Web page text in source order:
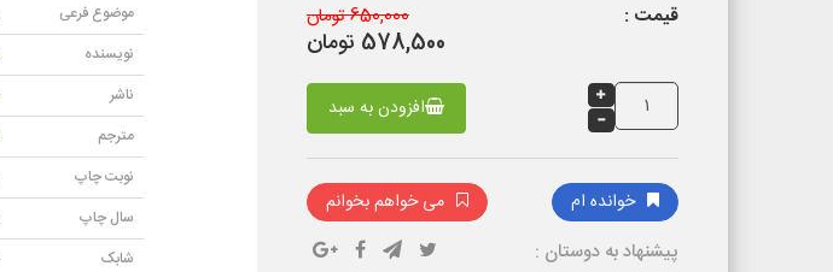
قیمت : 650,000 تومان
578,500 تومان
افزودن به سبد
خوانده ام می خواهم بخوانم
پیشنهاد به دوستان :
موضوع فرعی
نویسنده
ناشر
مترجم
نوبت چاپ
سال چاپ
شابک